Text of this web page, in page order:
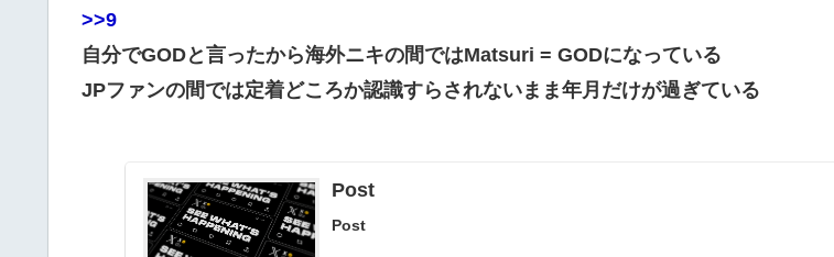
>>9
自分でGODと言ったから海外ニキの間ではMatsuri = GODになっている
JPファンの間では定着どころか認識すらされないまま年月だけが過ぎている
Post
Post